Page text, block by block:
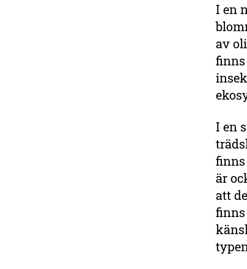
I en
av
finns
I en
finns
är
att
finns